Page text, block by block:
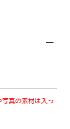
写真の素材は入っ